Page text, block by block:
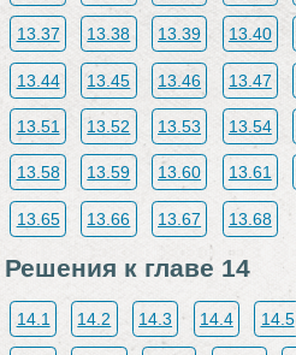
13.37 13.38 13.39 13.40
13.44 13.45 13.46 13.47
13.51 13.52 13.53 13.54
13.58 13.59 13.60 13.61
13.65 13.66 13.67 13.68
Решения к главе 14
14.1 14.2 14.3 14.4 14.5